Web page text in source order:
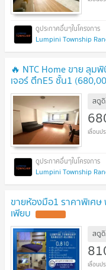
Lumpini Township
🔥 NTC Home ขาย ลุ
เจอร์ ตึกE5 ชั้น1
สตูดิ
Lumpini Township
ขายห้องมือ1 ราคาพิเศษ
เพียบ
สตูดิ